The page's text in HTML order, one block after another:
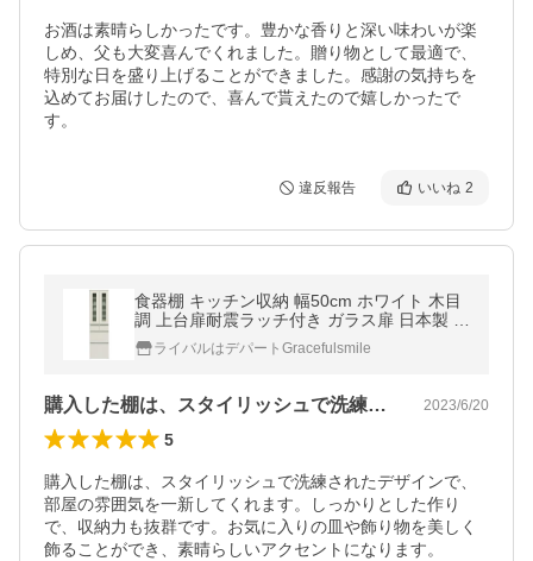
お酒は素晴らしかったです。豊かな香りと深い味わいが楽
しめ、父も大変喜んでくれました。贈り物として最適で、
特別な日を盛り上げることができました。感謝の気持ちを
込めてお届けしたので、喜んで貰えたので嬉しかったで
す。
違反報告 いいね 2
食器棚 キッチン収納 幅50cm ホワイト 木目
調 上台扉耐震ラッチ付き ガラス扉 日本製 ダ
イニングボード 完成品 玄関渡し〔代引不
可〕/[ds-1753429]
ライバルはデパートGracefulsmile
購入した棚は、スタイリッシュで洗練され… 2023/6/20
5
購入した棚は、スタイリッシュで洗練されたデザインで、
部屋の雰囲気を一新してくれます。しっかりとした作り
で、収納力も抜群です。お気に入りの皿や飾り物を美しく
飾ることができ、素晴らしいアクセントになります。